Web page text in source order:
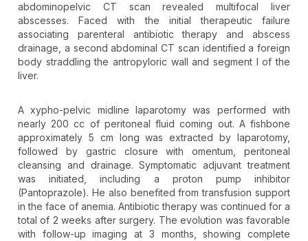
abdominopelvic CT scan revealed multifocal liver
abscesses. Faced with the initial therapeutic failure
associating parenteral antibiotic therapy and abscess
drainage, a second abdominal CT scan identified a foreign
body straddling the antropyloric wall and segment I of the
liver.
A xypho-pelvic midline laparotomy was performed with
nearly 200 cc of peritoneal fluid coming out. A fishbone
approximately 5 cm long was extracted by laparotomy,
followed by gastric closure with omentum, peritoneal
cleansing and drainage. Symptomatic adjuvant treatment
was initiated, including a proton pump inhibitor
(Pantoprazole). He also benefited from transfusion support
in the face of anemia. Antibiotic therapy was continued for a
total of 2 weeks after surgery. The evolution was favorable
with follow-up imaging at 3 months, showing complete